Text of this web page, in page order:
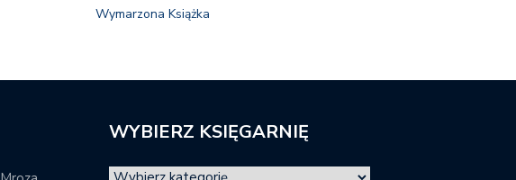
Wymarzona Książka
WYBIERZ KSIĘGARNIĘ